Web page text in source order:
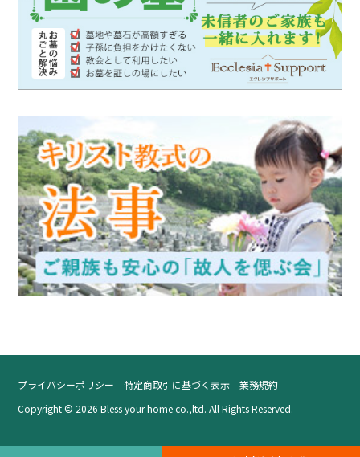
プライバシーポリシー 特定商取引に基づく表示
業務規約
Copyright © 2026 Bless your home co.,ltd. All Rights Reserved.